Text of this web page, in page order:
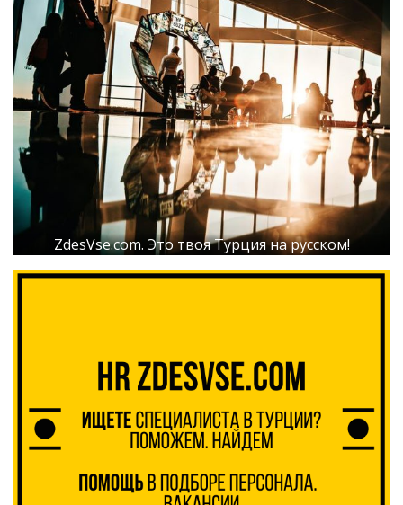
ZdesVse.com. Это твоя Турция на русском!